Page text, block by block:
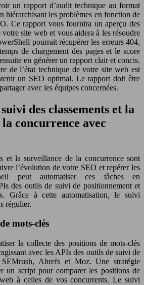
un rapport d’audit technique au format
les problèmes en fonction de
Ce rapport vous fournira un aperçu des
site web et vous aidera à les résoudre
pourrait récupérer les erreurs 404,
de chargement des pages et le score
en générer un rapport clair et concis.
de l’état technique de votre site web est
un SEO optimal. Le rapport doit être
avec les équipes concernées.
des classements et la
concurrence avec
et la surveillance de la concurrence sont
l’évolution de votre SEO et repérer les
peut automatiser ces tâches en
des outils de suivi de positionnement et
Grâce à cette automatisation, le suivi
régulier.
mots-clés
la collecte des positions de mots-clés
avec les APIs des outils de suivi de
SEMrush, Ahrefs et Moz. Une stratégie
un script pour comparer les positions de
à celles de vos concurrents. Le suivi